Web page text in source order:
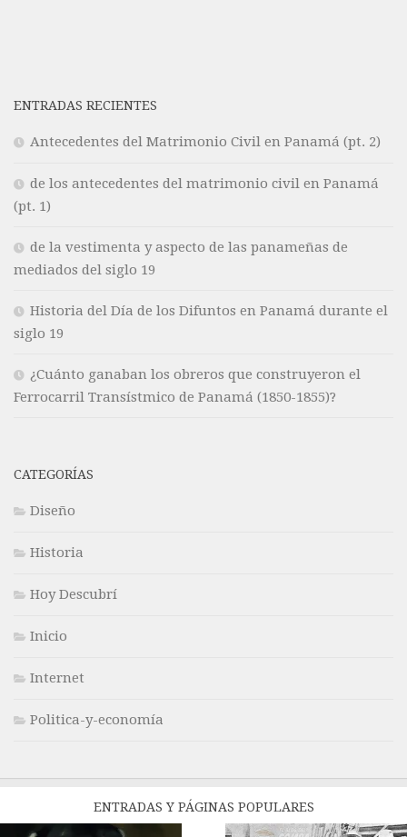
ENTRADAS RECIENTES
Antecedentes del Matrimonio Civil en Panamá (pt. 2)
de los antecedentes del matrimonio civil en Panamá
(pt. 1)
de la vestimenta y aspecto de las panameñas de
mediados del siglo 19
Historia del Día de los Difuntos en Panamá durante el
siglo 19
¿Cuánto ganaban los obreros que construyeron el
Ferrocarril Transístmico de Panamá (1850-1855)?
CATEGORÍAS
Diseño
Historia
Hoy Descubrí
Inicio
Internet
Politica-y-economía
ENTRADAS Y PÁGINAS POPULARES